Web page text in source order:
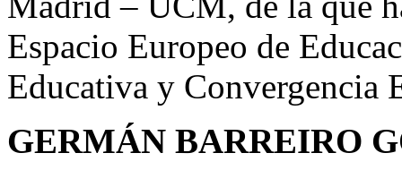
Espacio Europeo de
Educativa y Convergencia
GERMÁN BARREIRO